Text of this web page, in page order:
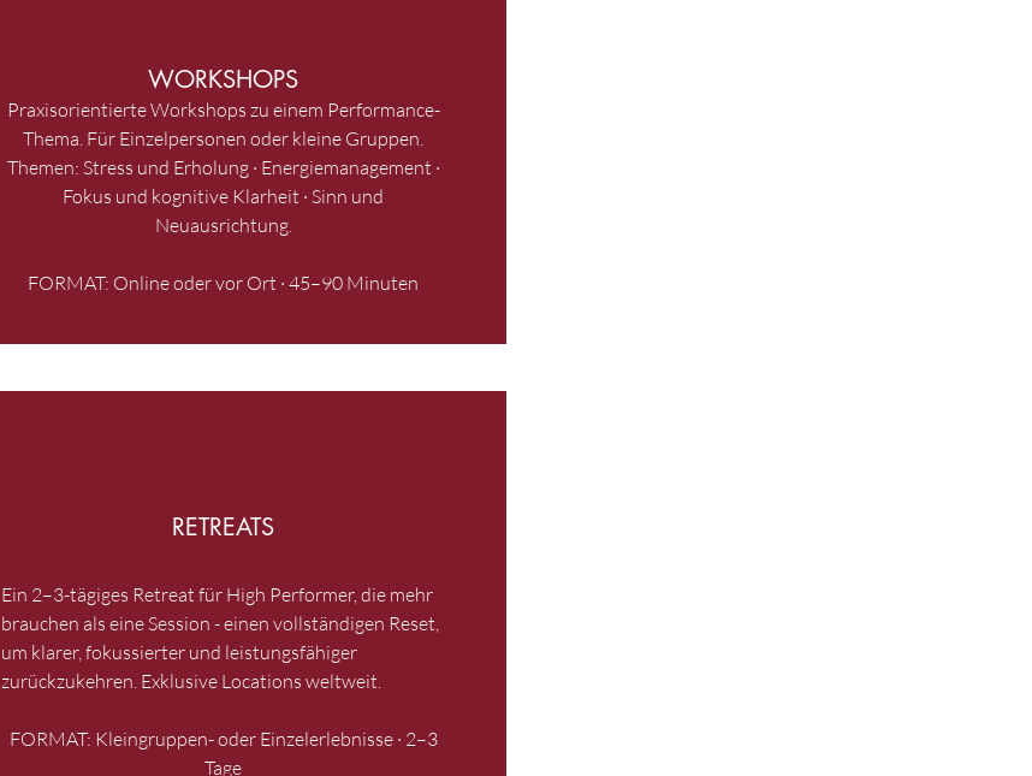
WORKSHOPS
Praxisorientierte Workshops zu einem Performance-
Thema. Für Einzelpersonen oder kleine Gruppen.
Themen: Stress und Erholung · Energiemanagement ·
Fokus und kognitive Klarheit · Sinn und
Neuausrichtung.
FORMAT: Online oder vor Ort · 45–90 Minuten
RETREATS
Ein 2–3-tägiges Retreat für High Performer, die mehr
brauchen als eine Session - einen vollständigen Reset,
um klarer, fokussierter und leistungsfähiger
zurückzukehren. Exklusive Locations weltweit.
FORMAT: Kleingruppen- oder Einzelerlebnisse · 2–3
Tage